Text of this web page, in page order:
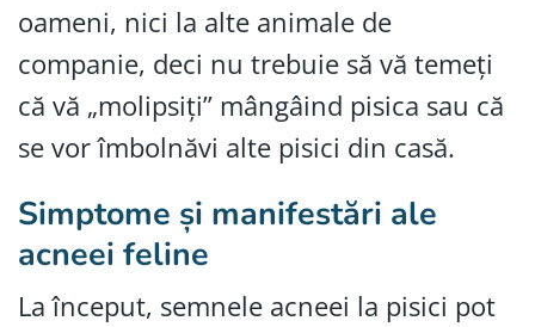
oameni, nici la alte animale de
companie, deci nu trebuie să vă temeți
că vă „molipsiți” mângâind pisica sau că
se vor îmbolnăvi alte pisici din casă.
Simptome și manifestări ale
acneei feline
La început, semnele acneei la pisici pot